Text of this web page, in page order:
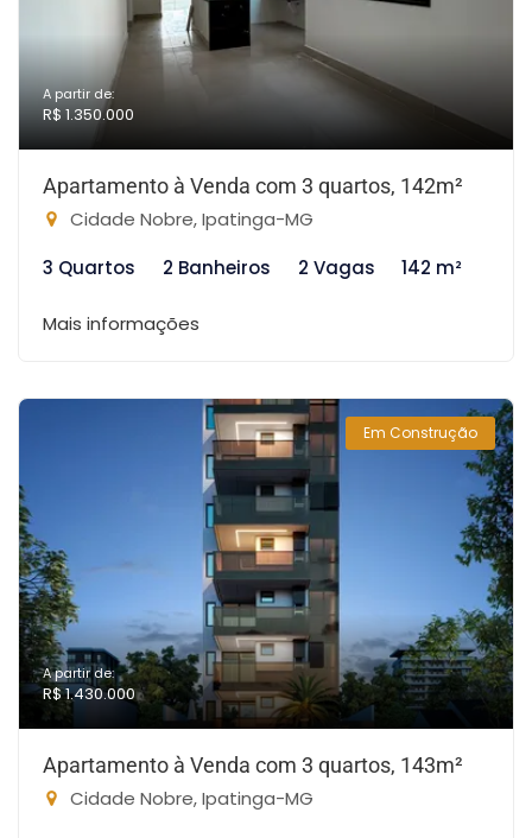
A partir de:
R$ 1.350.000
Apartamento à Venda com 3 quartos, 142m²
Cidade Nobre, Ipatinga-MG
3 Quartos
2 Banheiros 2 Vagas 142 m²
Mais informações
Em Construção
A partir de:
R$ 1.430.000
Apartamento à Venda com 3 quartos, 143m²
Cidade Nobre, Ipatinga-MG